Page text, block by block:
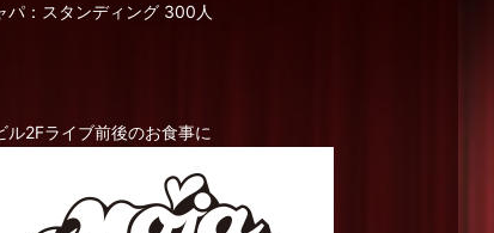
パ：スタンディング 300人
ル2Fライブ前後のお食事に